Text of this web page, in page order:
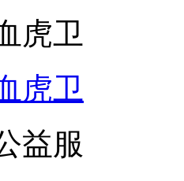
虎卫
虎卫
益服